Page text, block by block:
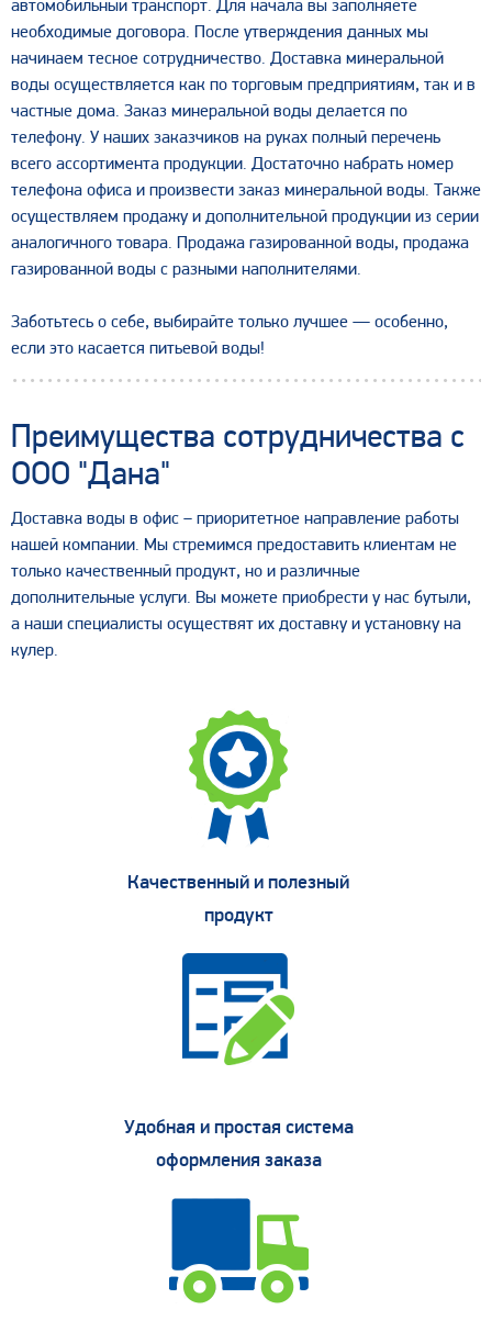
автомобильный транспорт. Для начала вы заполняете
необходимые договора. После утверждения данных мы
начинаем тесное сотрудничество. Доставка минеральной
воды осуществляется как по торговым предприятиям, так и в
частные дома. Заказ минеральной воды делается по
телефону. У наших заказчиков на руках полный перечень
всего ассортимента продукции. Достаточно набрать номер
телефона офиса и произвести заказ минеральной воды. Также
осуществляем продажу и дополнительной продукции из серии
аналогичного товара. Продажа газированной воды, продажа
газированной воды с разными наполнителями.
Заботьтесь о себе, выбирайте только лучшее — особенно,
если это касается питьевой воды!
Преимущества сотрудничества с
ООО "Дана"
Доставка воды в офис – приоритетное направление работы
нашей компании. Мы стремимся предоставить клиентам не
только качественный продукт, но и различные
дополнительные услуги. Вы можете приобрести у нас бутыли,
а наши специалисты осуществят их доставку и установку на
кулер.
Качественный и полезный
продукт
Удобная и простая система
оформления заказа